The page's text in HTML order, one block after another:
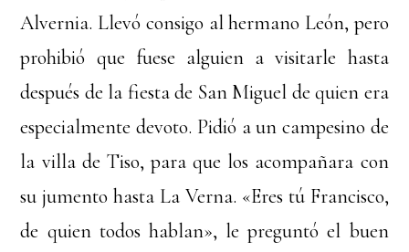
Alvernia. Llevó consigo al hermano León, pero
prohibió que fuese alguien a visitarle hasta
después de la fiesta de San Miguel de quien era
especialmente devoto. Pidió a un campesino de
la villa de Tiso, para que los acompañara con
su jumento hasta La Verna. «Eres tú Francisco,
de quien todos hablan», le preguntó el buen